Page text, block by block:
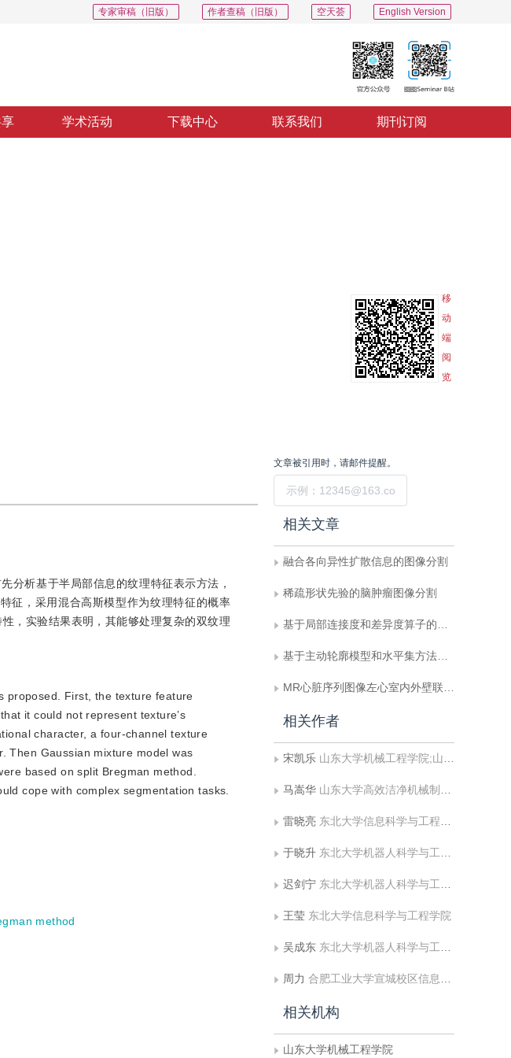
English Version
空天荟
作者查稿（旧版）
专家审稿（旧版）
学术活动 下载中心 联系我们 期刊订阅
移
动
端
阅
览
分析基于半局部信息的纹理特征表示方法，
征，采用混合高斯模型作为纹理特征的概率
，实验结果表明，其能够处理复杂的双纹理
proposed. First, the texture feature
it could not represent texture’s
character, a four-channel texture
Then Gaussian mixture model was
based on split Bregman method.
cope with complex segmentation tasks.
method
文章被引用时，请邮件提醒。
相关文章
融合各向异性扩散信息的图像分割
稀疏形状先验的脑肿瘤图像分割
基于局部连接度和差异度算子的水平集纹理图像分割
基于主动轮廓模型和水平集方法的图像分割技术
MR心脏序列图像左心室内外壁联合分割和时序追踪新方法
相关作者
宋凯乐 山东大学机械工程学院;山东大学高效洁净机械制造教育部重点实验室
马嵩华 山东大学高效洁净机械制造教育部重点实验室
雷晓亮 东北大学信息科学与工程学院
于晓升 东北大学机器人科学与工程学院
迟剑宁 东北大学机器人科学与工程学院
王莹 东北大学信息科学与工程学院
吴成东 东北大学机器人科学与工程学院
周力 合肥工业大学宣城校区信息工程系
相关机构
山东大学机械工程学院